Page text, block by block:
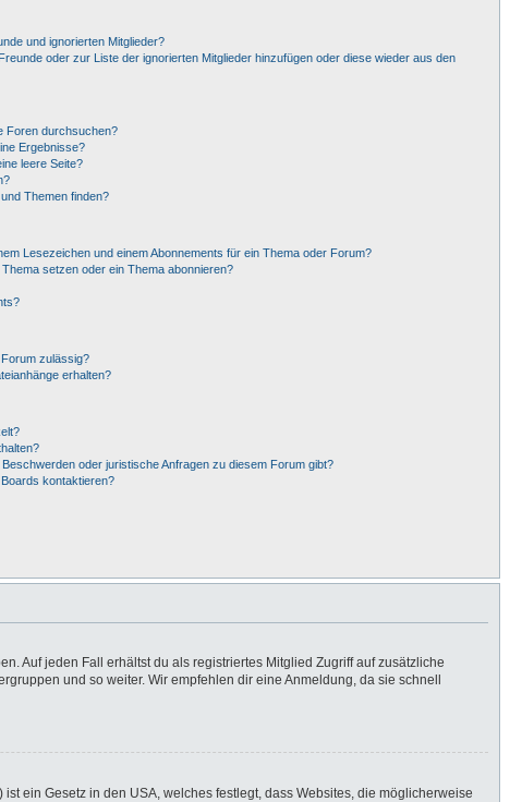
und ignorierten Mitglieder?
oder zur Liste der ignorierten Mitglieder hinzufügen oder diese wieder aus den
Foren durchsuchen?
Ergebnisse?
leere Seite?
Themen finden?
Lesezeichen und einem Abonnements für ein Thema oder Forum?
setzen oder ein Thema abonnieren?
zulässig?
erhalten?
oder juristische Anfragen zu diesem Forum gibt?
kontaktieren?
Auf jeden Fall erhältst du als registriertes Mitglied Zugriff auf zusätzliche
und so weiter. Wir empfehlen dir eine Anmeldung, da sie schnell
ein Gesetz in den USA, welches festlegt, dass Websites, die möglicherweise